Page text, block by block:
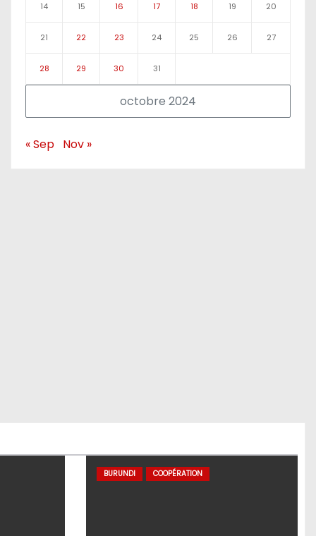
octobre 2024
14 15 16 17 18 19 20
21 22 23 24 25 26 27
28 29 30 31
« Sep Nov »
BURUNDI COOPÉRATION